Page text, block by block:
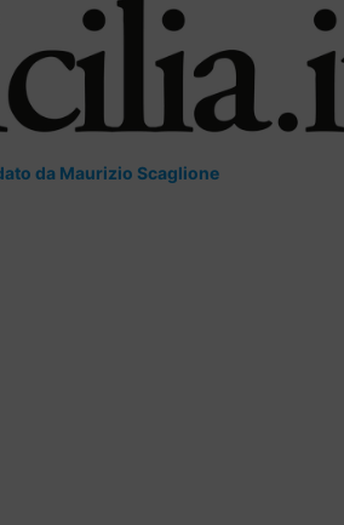
da Maurizio Scaglione